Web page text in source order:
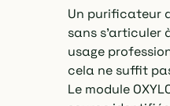
Un purificateur
sans s'articuler
usage
cela ne suffit
Le module